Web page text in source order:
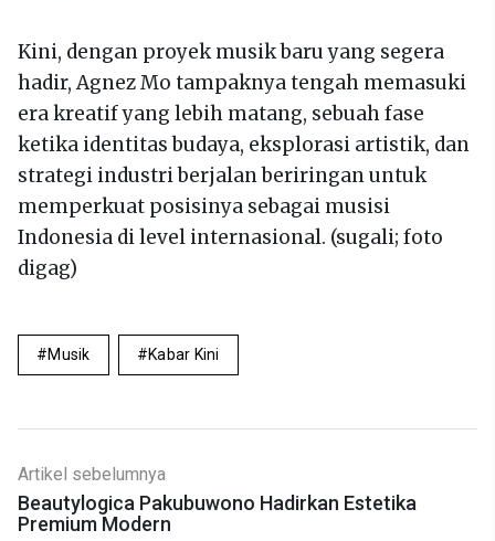
Kini, dengan proyek musik baru yang segera
hadir, Agnez Mo tampaknya tengah memasuki
era kreatif yang lebih matang, sebuah fase
ketika identitas budaya, eksplorasi artistik, dan
strategi industri berjalan beriringan untuk
memperkuat posisinya sebagai musisi
Indonesia di level internasional. (sugali; foto
digag)
Musik Kabar Kini
Artikel sebelumnya
Beautylogica Pakubuwono Hadirkan Estetika
Premium Modern